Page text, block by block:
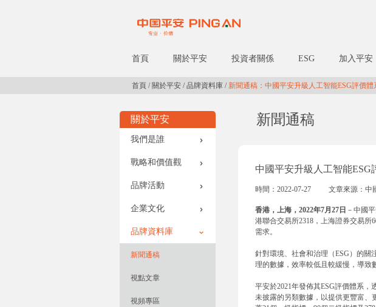
首頁 關於平安 投資者關係 ESG 加入平安
首頁 / 關於平安 / 品牌資料庫 / 新聞通稿：中國平安升級人工智能ESG評價
新聞通稿
中國平安升級人工智能ESG
時間：2022-07-27 文章來源：中
香港，上海， 2022年7月 27 日 －中國
港聯合交易所2318，上海證券交易所
需求。
針對環境、社會和治理（ESG）的關
理的數據，效率較低且較緩慢，導致
平安於2021年發佈其ESG評價體系
未披露的另類數據，以提供更豐富、
關於平安
我們是誰
戰略和價值觀
品牌活動
企業文化
品牌資料庫
新聞通稿
視點文章
視頻專區